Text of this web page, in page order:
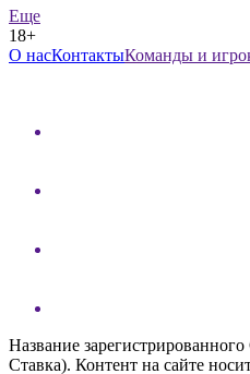
Еще
18+
О насКонтактыКоманды и
Название
Ставка). Контент на сайте